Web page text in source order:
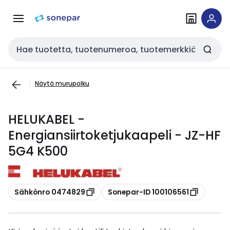
navigointiinsisältöön
Haku
Näytä murupolku
HELUKABEL -
Energiansiirtoketjukaapeli - JZ-HF
5G4 K500
Kopioi
Sähkönro 0474829 Kopioi
Sonepar-ID 100106561